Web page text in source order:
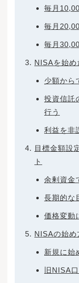
毎月
毎月
毎月
NISAを始め
少額から
投資信託
行う
利益を非
目標金額設
ト
余剰資金
長期的な
価格変動
NISAの始め
新規に始
旧NISA